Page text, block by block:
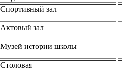
Спортивный зал
Актовый зал
Музей истории школы
Столовая